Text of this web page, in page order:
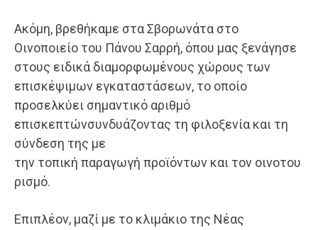
Ακόμη, βρεθήκαμε στα Σβορωνάτα στο
Οινοποιείο του Πάνου Σαρρή, όπου μας ξενάγησε
στους ειδικά διαμορφωμένους χώρους των
επισκέψιμων εγκαταστάσεων, το οποίο
προσελκύει σημαντικό αριθμό
επισκεπτώνσυνδυάζοντας τη φιλοξενία και τη
σύνδεση της με
την τοπική παραγωγή προϊόντων και τον οινοτου
ρισμό.
Επιπλέον, μαζί με το κλιμάκιο της Νέας